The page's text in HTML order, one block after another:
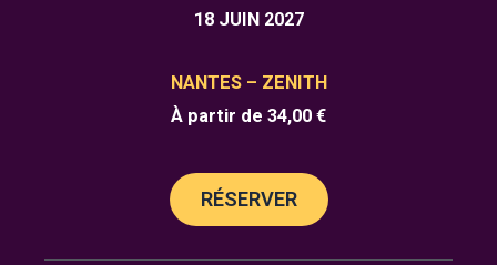
18 JUIN 2027
NANTES – ZENITH
À partir de 34,00 €
RÉSERVER